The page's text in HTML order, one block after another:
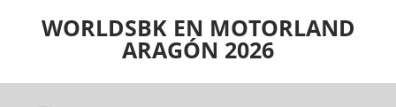
WORLDSBK EN MOTORLAND
ARAGÓN 2026